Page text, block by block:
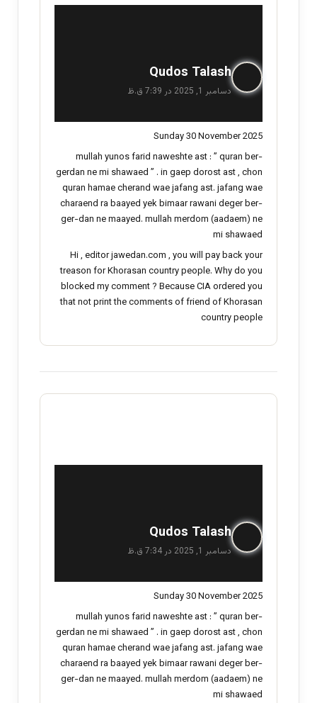
Qudos Talash
ف
دسامبر 1, 2025 در 7:39 ق.ظ
Sunday 30 November 2025
mullah yunos farid naweshte ast : ” quran ber-
gerdan ne mi shawaed ” . in gaep dorost ast , chon
quran hamae cherand wae jafang ast. jafang wae
charaend ra baayed yek bimaar rawani deger ber-
ger-dan ne maayed. mullah merdom (aadaem) ne
mi shawaed
Hi , editor jawedan.com , you will pay back your
treason for Khorasan country people. Why do you
blocked my comment ? Because CIA ordered you
that not print the comments of friend of Khorasan
country people
Qudos Talash
ف
دسامبر 1, 2025 در 7:34 ق.ظ
Sunday 30 November 2025
mullah yunos farid naweshte ast : ” quran ber-
gerdan ne mi shawaed ” . in gaep dorost ast , chon
quran hamae cherand wae jafang ast. jafang wae
charaend ra baayed yek bimaar rawani deger ber-
ger-dan ne maayed. mullah merdom (aadaem) ne
mi shawaed